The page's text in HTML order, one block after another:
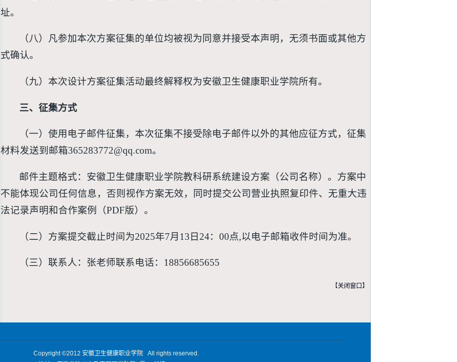
址。
（八）凡参加本次方案征集的单位均被视为同意并接受本声明，无须书面或其他方
式确认。
（九）本次设计方案征集活动最终解释权为安徽卫生健康职业学院所有。
三、征集方式
（一）使用电子邮件征集，本次征集不接受除电子邮件以外的其他应征方式，征集
材料发送到邮箱365283772@qq.com。
邮件主题格式：安徽卫生健康职业学院教科研系统建设方案（公司名称）。方案中
不能体现公司任何信息，否则视作方案无效，同时提交公司营业执照复印件、无重大违
法记录声明和合作案例（PDF版）。
（二）方案提交截止时间为2025年7月13日24：00点,以电子邮箱收件时间为准。
（三）联系人：张老师联系电话：18856685655
【关闭窗口】
Copyright ©2012 安徽卫生健康职业学院
All rights reserved.